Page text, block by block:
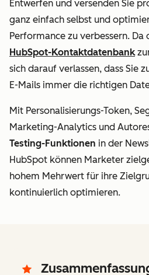
Entwerfen und versenden Sie
ganz einfach selbst und
Performance zu verbessern. Da
HubSpot-Kontaktdatenbank
sich darauf verlassen, dass Sie
E-Mails immer die richtigen
Mit Personalisierungs-Token,
Marketing-Analytics und
Testing-Funktionen in der
HubSpot können Marketer
hohem Mehrwert für ihre
kontinuierlich optimieren.